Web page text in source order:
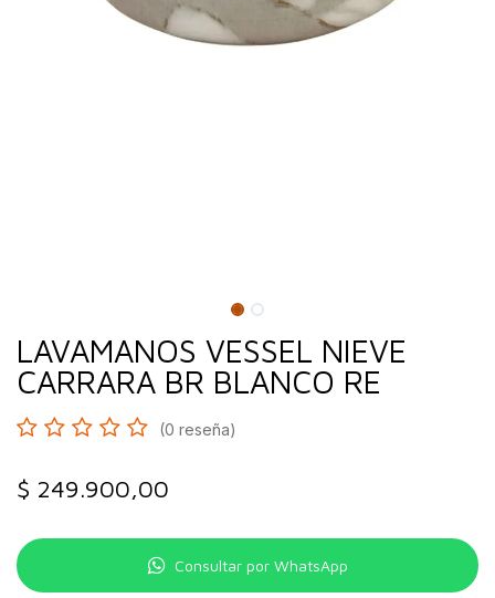
LAVAMANOS VESSEL NIEVE
CARRARA BR BLANCO RE
(0 reseña)
$ 249.900,00
Consultar por WhatsApp